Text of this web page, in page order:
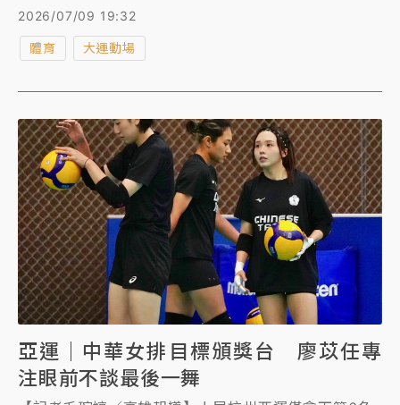
古屋打出佳績，總教練黃宏裕說：「目標坐四望三搶第
二，第一的話可能還要看運氣，也要看球員的臨場反
應。」
2026/07/09 19:32
體育 大運動場
亞運｜中華女排目標頒獎台 廖苡任專
注眼前不談最後一舞